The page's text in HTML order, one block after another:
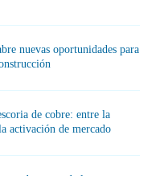
nuevas oportunidades para
de cobre: entre la
activación de mercado